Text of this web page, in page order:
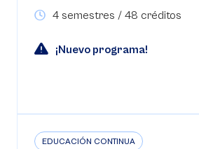
4 semestres / 48 créditos
¡Nuevo programa!
EDUCACIÓN CONTINUA